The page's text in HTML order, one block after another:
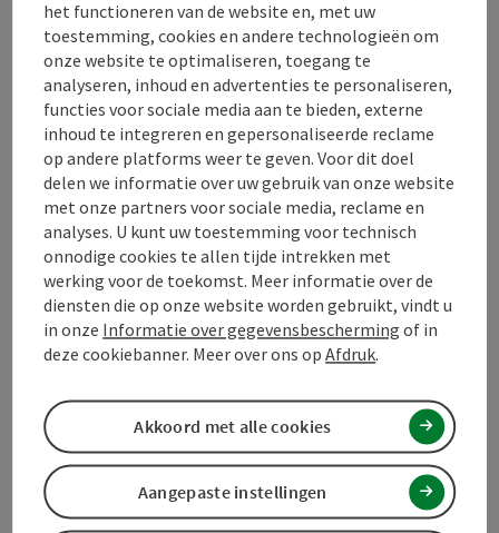
Beschrijving volledig aangeven
Contact
Openingstijden
Ligging
Toegankelijkheid
het functioneren van de website en, met uw
toestemming, cookies en andere technologieën om
onze website te optimaliseren, toegang te
analyseren, inhoud en advertenties te personaliseren,
functies voor sociale media aan te bieden, externe
inhoud te integreren en gepersonaliseerde reclame
op andere platforms weer te geven. Voor dit doel
delen we informatie over uw gebruik van onze website
met onze partners voor sociale media, reclame en
analyses. U kunt uw toestemming voor technisch
onnodige cookies te allen tijde intrekken met
werking voor de toekomst. Meer informatie over de
diensten die op onze website worden gebruikt, vindt u
in onze Informatie over gegevensbescherming of in
deze cookiebanner. Meer over ons opAfdruk.
Aangepaste instellingen
Akkoord met alle cookies